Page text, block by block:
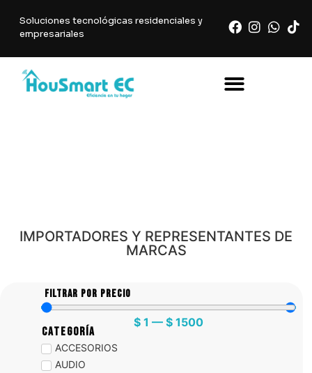
Soluciones tecnológicas residenciales y
empresariales
IMPORTADORES Y REPRESENTANTES DE
MARCAS
Filtrar por Precio
$ 1 — $ 1500
Categoría
ACCESORIOS
AUDIO